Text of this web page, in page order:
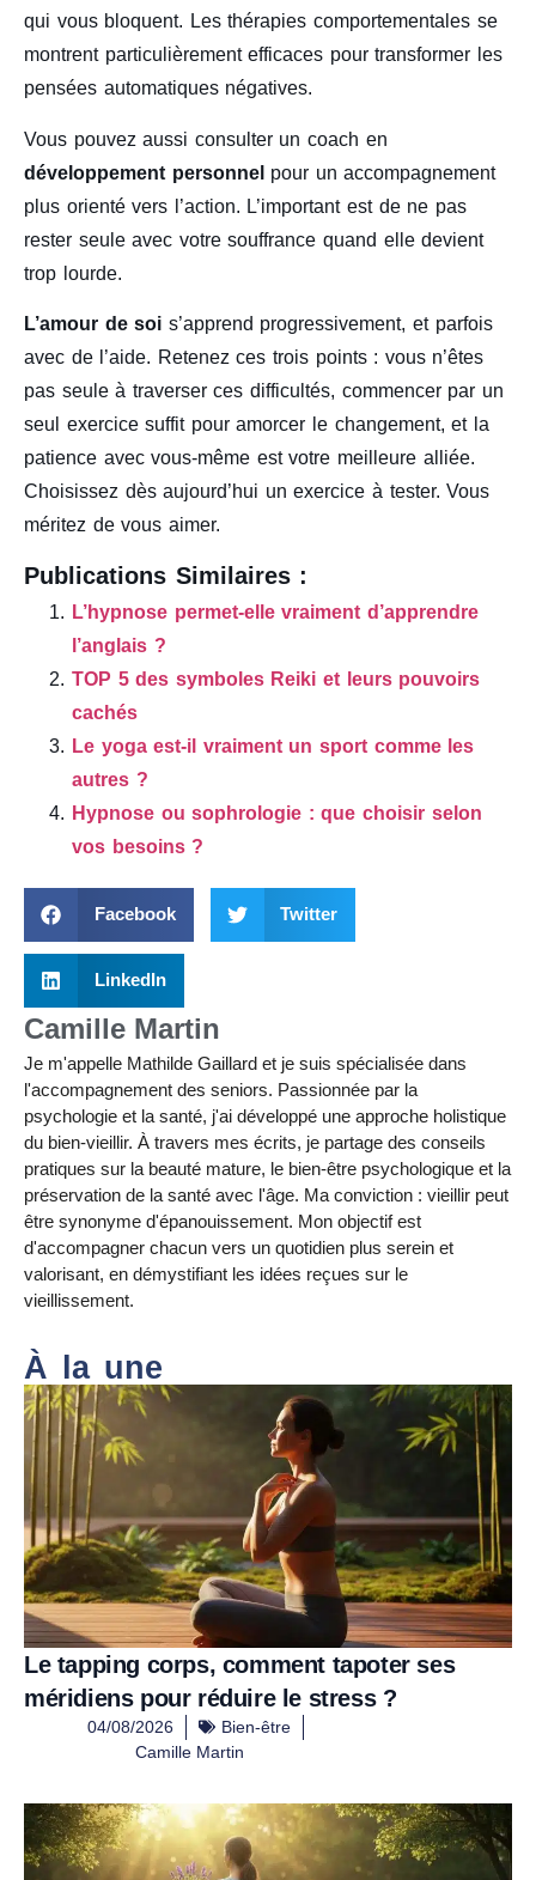
qui vous bloquent. Les thérapies comportementales se
montrent particulièrement efficaces pour transformer les
pensées automatiques négatives.
Vous pouvez aussi consulter un coach en
développement personnel pour un accompagnement
plus orienté vers l’action. L’important est de ne pas
rester seule avec votre souffrance quand elle devient
trop lourde.
L’amour de soi s’apprend progressivement, et parfois
avec de l’aide. Retenez ces trois points : vous n’êtes
pas seule à traverser ces difficultés, commencer par un
seul exercice suffit pour amorcer le changement, et la
patience avec vous-même est votre meilleure alliée.
Choisissez dès aujourd’hui un exercice à tester. Vous
méritez de vous aimer.
Publications Similaires :
L’hypnose permet-elle vraiment d’apprendre
l’anglais ?
TOP 5 des symboles Reiki et leurs pouvoirs
cachés
Le yoga est-il vraiment un sport comme les
autres ?
Hypnose ou sophrologie : que choisir selon
vos besoins ?
Facebook Twitter
LinkedIn
Camille Martin
Je m'appelle Mathilde Gaillard et je suis spécialisée dans
l'accompagnement des seniors. Passionnée par la
psychologie et la santé, j'ai développé une approche holistique
du bien-vieillir. À travers mes écrits, je partage des conseils
pratiques sur la beauté mature, le bien-être psychologique et la
préservation de la santé avec l'âge. Ma conviction : vieillir peut
être synonyme d'épanouissement. Mon objectif est
d'accompagner chacun vers un quotidien plus serein et
valorisant, en démystifiant les idées reçues sur le
vieillissement.
À la une
Le tapping corps, comment tapoter ses
méridiens pour réduire le stress ?
04/08/2026
Bien-être
Camille Martin